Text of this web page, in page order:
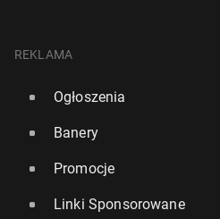
REKLAMA
Ogłoszenia
Banery
Promocje
Linki Sponsorowane